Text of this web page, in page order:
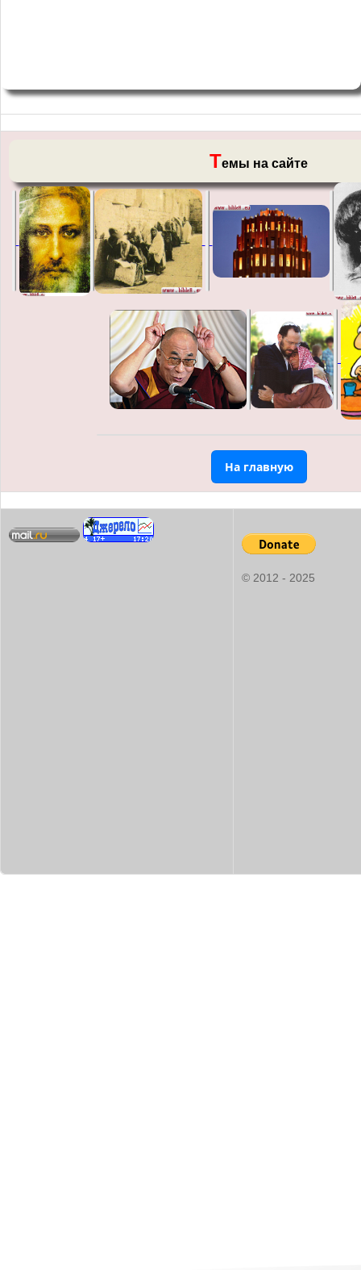
Темы на сайте
На главную
© 2012 - 2025